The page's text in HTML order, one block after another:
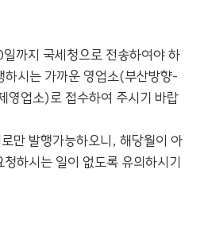
까지 국세청으로 전송하여야 하
시는 가까운 영업소(부산방향-
영업소)로 접수하여 주시기 바랍
만 발행가능하오니, 해당월이 아
하시는 일이 없도록 유의하시기